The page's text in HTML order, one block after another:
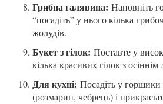
Грибна галявина: Наповніть
“посадіть” у нього кілька
жолудів.
Букет з гілок: Поставте у
кілька красивих гілок з осіннім
Для кухні: Посадіть у горщики
(розмарин, чебрець) і